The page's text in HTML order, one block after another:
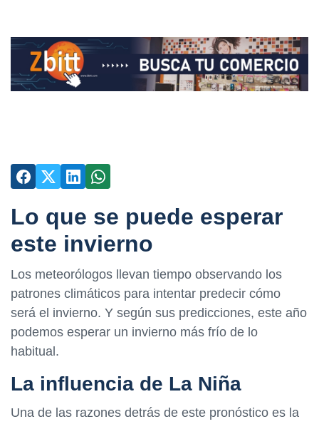
Lo que se puede esperar
este invierno
Los meteorólogos llevan tiempo observando los
patrones climáticos para intentar predecir cómo
será el invierno. Y según sus predicciones, este año
podemos esperar un invierno más frío de lo
habitual.
La influencia de La Niña
Una de las razones detrás de este pronóstico es la